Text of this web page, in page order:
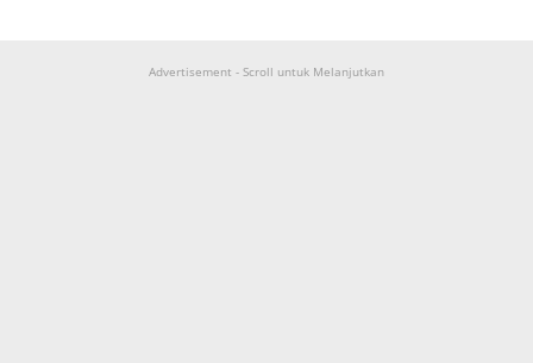
Advertisement - Scroll untuk Melanjutkan